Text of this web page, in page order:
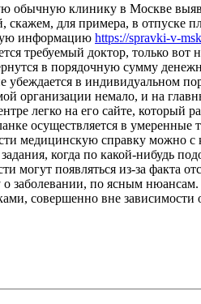
обычную клинику в Москве
скажем, для примера, в
информацию https://spravki-v-
требуемый доктор, только
в порядочную сумму
в индивидуальном
организации немало, и на
легко на его сайте, который
осуществляется в
медицинскую справку можно с
когда по какой-нибудь
могут появляться из-за факта
заболевании, по ясным
совершенно вне зависимости